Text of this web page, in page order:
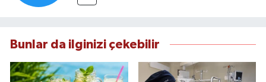
Bunlar da ilginizi çekebilir